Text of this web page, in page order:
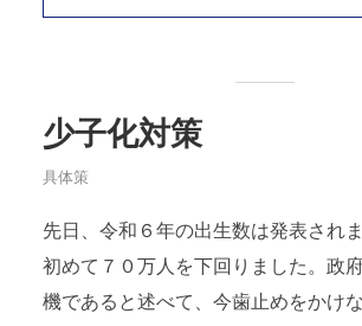
少子化対策
具体策
先日、令和６年の出生数は発表され
初めて７０万人を下回りました。政
機であると述べて、今歯止めをかけ